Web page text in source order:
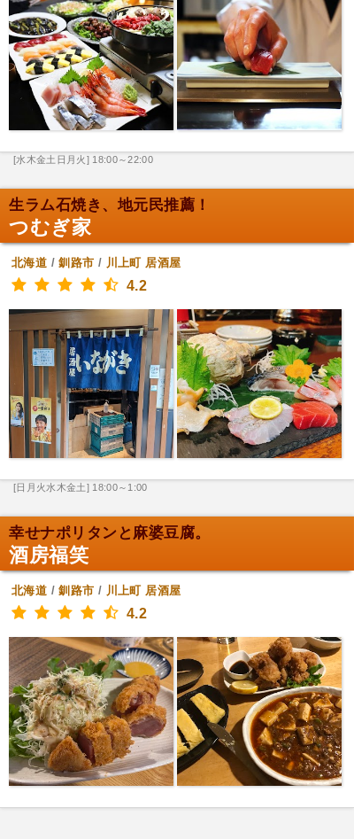
[水木金土日月火] 18:00～22:00
生ラム石焼き、地元民推薦！
つむぎ家
北海道 /釧路市 / 川上町 居酒屋
4.2
[日月火水木金土] 18:00～1:00
幸せナポリタンと麻婆豆腐。
酒房福笑
北海道 /釧路市 / 川上町 居酒屋
4.2